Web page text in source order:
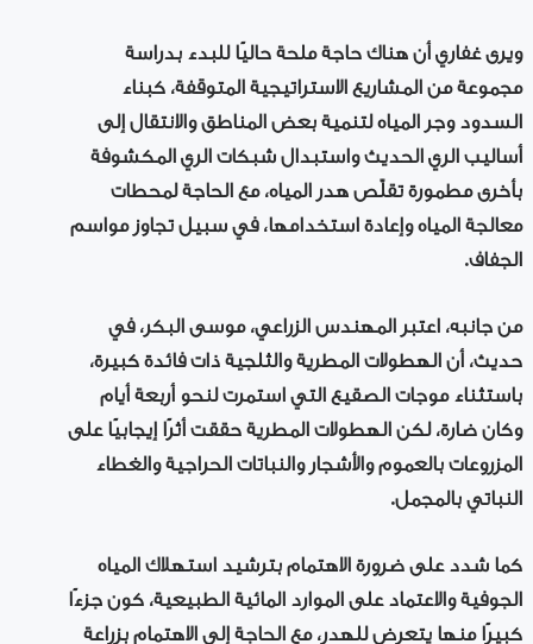
ويرى غفاري أن هناك حاجة ملحة حاليًا للبدء بدراسة
مجموعة من المشاريع الاستراتيجية المتوقفة، كبناء
السدود وجر المياه لتنمية بعض المناطق والانتقال إلى
أساليب الري الحديث واستبدال شبكات الري المكشوفة
بأخرى مطمورة تقلّص هدر المياه، مع الحاجة لمحطات
معالجة المياه وإعادة استخدامها، في سبيل تجاوز مواسم
الجفاف.
من جانبه، اعتبر المهندس الزراعي، موسى البكر، في
حديث، أن الهطولات المطرية والثلجية ذات فائدة كبيرة،
باستثناء موجات الصقيع التي استمرت لنحو أربعة أيام
وكان ضارة، لكن الهطولات المطرية حققت أثرًا إيجابيًا على
المزروعات بالعموم والأشجار والنباتات الحراجية والغطاء
النباتي بالمجمل.
كما شدد على ضرورة الاهتمام بترشيد استهلاك المياه
الجوفية والاعتماد على الموارد المائية الطبيعية، كون جزءًا
كبيرًا منها يتعرض للهدر، مع الحاجة إلى الاهتمام بزراعة